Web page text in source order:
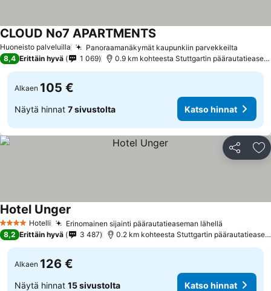
Huoneisto palveluilla Panoraamanäkymät kaupunkiin parvekkeilta
CLOUD No7 APARTMENTS
8,4 Erittäin hyvä 1 069 0.9 km kohteesta Stuttgartin päärautatieasema
Alkaen 105 €
Näytä hinnat 7 sivustolta Katso hinnat
Jaa
4 Tähtiluokitus
Hotelli Erinomainen sijainti päärautatieaseman lähellä
Hotel Unger
8,2 Erittäin hyvä 3 487 0.2 km kohteesta Stuttgartin päärautatieasema
Alkaen 126 €
Näytä hinnat 15 sivustolta Katso hinnat